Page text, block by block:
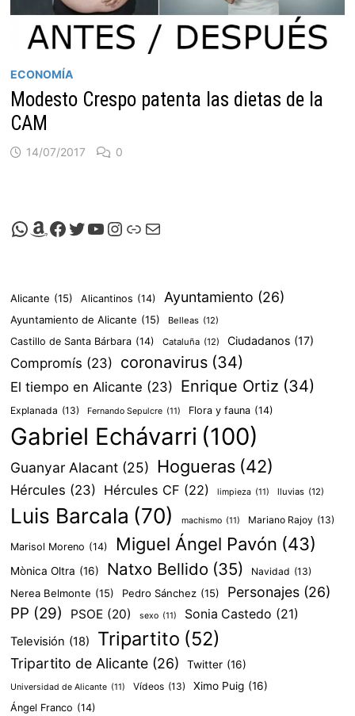
ECONOMÍA
Modesto Crespo patenta las dietas de la
CAM
14/07/2017 0
Canal de Whatsapp de Viscalacant
Comprar en Amazon
Facebook de Viscalacant
Twitter de Viscalacant
Canal de Youtube de Viscalacant
Instagram de Viscalacant
Viscalacant en Polkaverse
Correo electrónico
Alicante (15) Alicantinos (14) Ayuntamiento (26)
Ayuntamiento de Alicante (15) Belleas (12)
Castillo de Santa Bárbara (14) Cataluña (12) Ciudadanos (17)
Compromís (23) coronavirus (34)
El tiempo en Alicante (23) Enrique Ortiz (34)
Explanada (13) Fernando Sepulcre (11) Flora y fauna (14)
Gabriel Echávarri (100)
Guanyar Alacant (25) Hogueras (42)
Hércules (23) Hércules CF (22) limpieza (11) lluvias (12)
Luis Barcala (70) machismo (11) Mariano Rajoy (13)
Marisol Moreno (14) Miguel Ángel Pavón (43)
Mònica Oltra (16) Natxo Bellido (35) Navidad (13)
Nerea Belmonte (15) Pedro Sánchez (15) Personajes (26)
PP (29) PSOE (20) sexo (11) Sonia Castedo (21)
Televisión (18) Tripartito (52)
Tripartito de Alicante (26) Twitter (16)
Universidad de Alicante (11) Vídeos (13) Ximo Puig (16)
Ángel Franco (14)